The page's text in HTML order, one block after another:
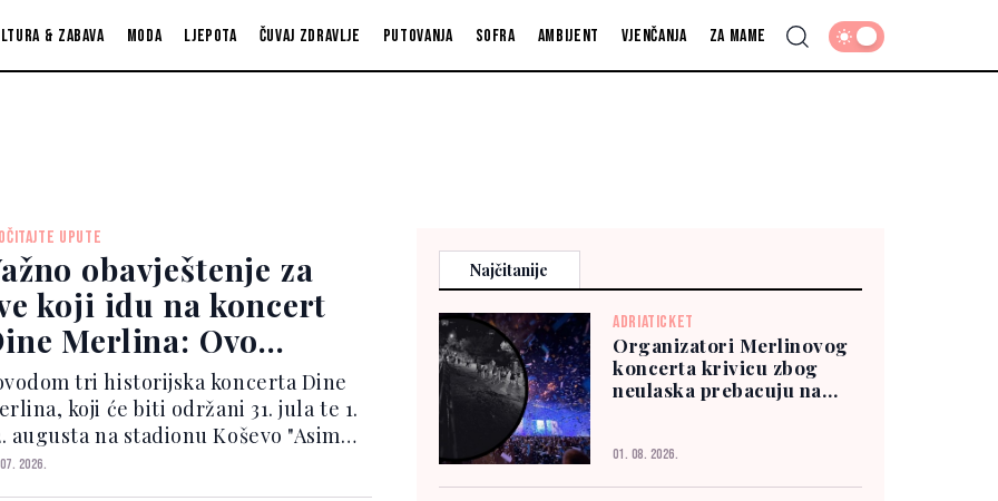
& zabava Moda Ljepota Čuvaj zdravlje Putovanja Sofra Ambijent Vjenčanja Za mame
UPUTE
obavještenje za
koji idu na koncert
Merlina: Ovo
znati prije
tri historijska koncerta Dine
koji će biti održani 31. jula te 1.
augusta na stadionu Koševo "Asim
- Hase", organizator
2026.
Najčitanije
ADRIATICKET
Organizatori Merlinovog
koncerta krivicu zbog
neulaska prebacuju na
01. 08. 2026.